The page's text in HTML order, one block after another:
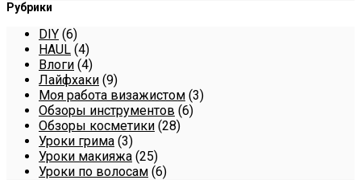
Рубрики
DIY (6)
HAUL (4)
Влоги (4)
Лайфхаки (9)
Моя работа визажистом (3)
Обзоры инструментов (6)
Обзоры косметики (28)
Уроки грима (3)
Уроки макияжа (25)
Уроки по волосам (6)